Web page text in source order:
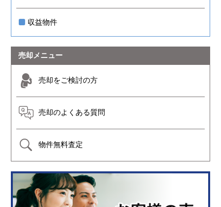
収益物件
売却メニュー
売却をご検討の方
売却のよくある質問
物件無料査定